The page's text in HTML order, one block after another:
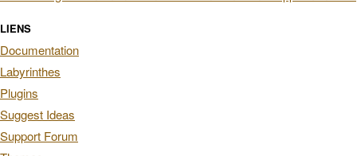
LIENS
Documentation
Labyrinthes
Plugins
Suggest Ideas
Support Forum